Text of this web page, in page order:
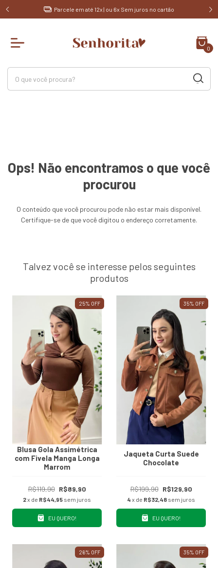
R$ Parcele em até 12x | ou 6x Sem juros no cartão
0
Ops! Não encontramos o que você
procurou
O conteúdo que você procurou pode não estar mais disponível.
Certifique-se de que você digitou o endereço corretamente.
Talvez você se interesse pelos seguintes
produtos
25% OFF
Blusa Gola Assimétrica
com Fivela Manga Longa
Marrom
R$119,90 R$89,90
2x de R$44,95 sem juros
EU QUERO!
35% OFF
Jaqueta Curta Suede
Chocolate
R$199,90 R$129,90
4 x de R$32,48 sem juros
EU QUERO!
26% OFF 35% OFF